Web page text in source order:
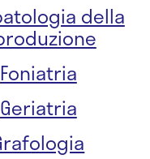
della
Foniatria
Geriatria